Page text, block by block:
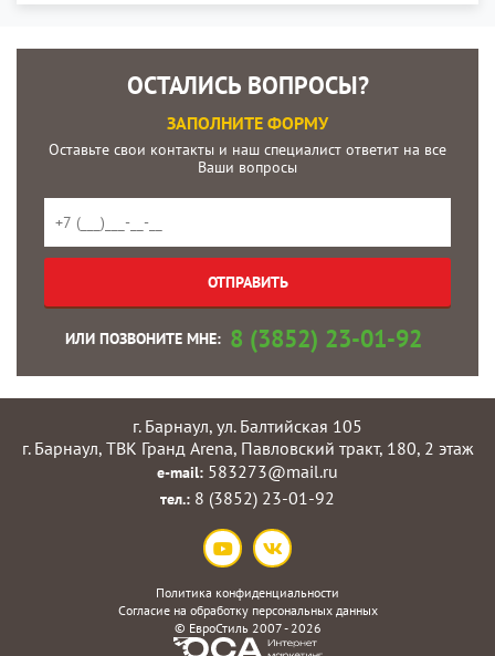
ОСТАЛИСЬ ВОПРОСЫ?
ЗАПОЛНИТЕ ФОРМУ
Оставьте свои контакты и наш специалист ответит на все
Ваши вопросы
ИЛИ ПОЗВОНИТЕ МНЕ: 8 (3852) 23-01-92
г. Барнаул, ул. Балтийская 105
г. Барнаул, ТВК Гранд Arena, Павловский тракт, 180, 2 этаж
e-mail: 583273@mail.ru
тел.: 8 (3852) 23-01-92
Политика конфиденциальности
Согласие на обработку персональных данных
© ЕвроСтиль2007 - 2026